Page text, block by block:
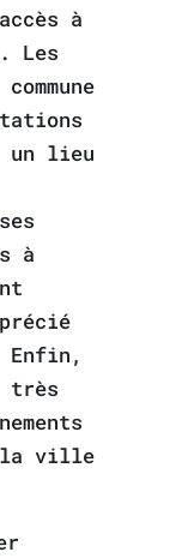
à
Les
un lieu
à
très
la ville